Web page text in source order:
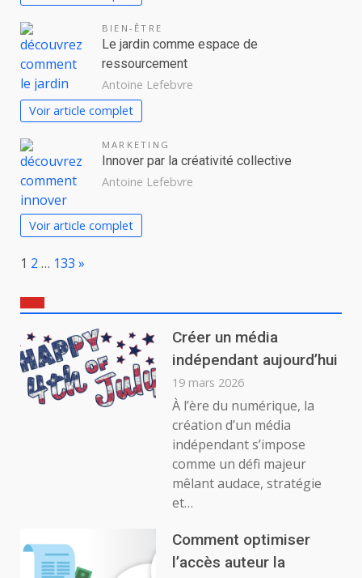
BIEN-ÊTRE
Le jardin comme espace de
ressourcement
Antoine Lefebvre
Voir article complet
MARKETING
Innover par la créativité collective
Antoine Lefebvre
Voir article complet
Page:
1 2 … 133 Next
»
Créer un média
indépendant aujourd’hui
19 mars 2026
À l’ère du numérique, la
création d’un média
indépendant s’impose
comme un défi majeur
mêlant audace, stratégie
et…
Comment optimiser
l’accès auteur la